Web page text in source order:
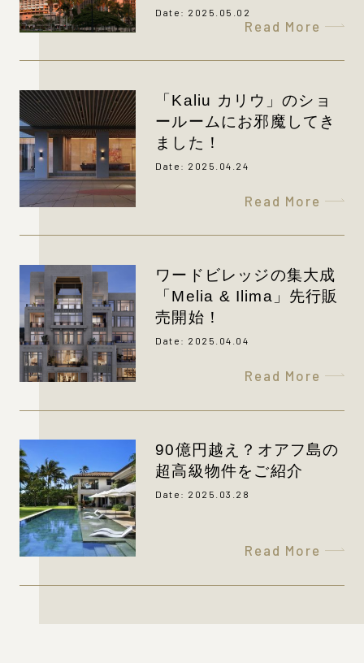
Date: 2025.05.02
Read More
「Kaliu カリウ」のショ
ールームにお邪魔してき
ました！
Date: 2025.04.24
Read More
ワードビレッジの集大成
「Melia & Ilima」先行販
売開始！
Date: 2025.04.04
Read More
90億円越え？オアフ島の
超高級物件をご紹介
Date: 2025.03.28
Read More